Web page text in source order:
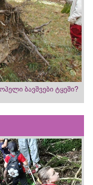
ბავშვები ტყეში?